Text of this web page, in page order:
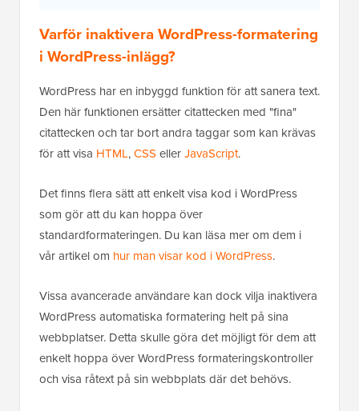
Varför inaktivera WordPress-formatering
i WordPress-inlägg?
WordPress har en inbyggd funktion för att sanera text.
Den här funktionen ersätter citattecken med "fina"
citattecken och tar bort andra taggar som kan krävas
för att visa HTML,CSS ellerJavaScript.
Det finns flera sätt att enkelt visa kod i WordPress
som gör att du kan hoppa över
standardformateringen. Du kan läsa mer om dem i
vår artikel om hur man visar kod i WordPress.
Vissa avancerade användare kan dock vilja inaktivera
WordPress automatiska formatering helt på sina
webbplatser. Detta skulle göra det möjligt för dem att
enkelt hoppa över WordPress formateringskontroller
och visa råtext på sin webbplats där det behövs.